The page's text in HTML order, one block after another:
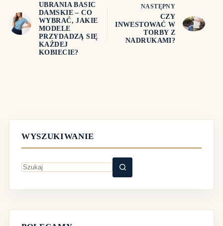
UBRANIA BASIC
DAMSKIE – CO
WYBRAĆ, JAKIE
MODELE
PRZYDADZĄ SIĘ
KAŻDEJ
KOBIECIE?
NASTĘPNY
CZY
INWESTOWAĆ W
TORBY Z
NADRUKAMI?
WYSZUKIWANIE
wyników